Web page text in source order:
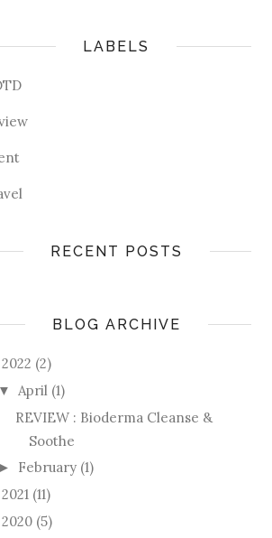
LABELS
RECENT POSTS
BLOG ARCHIVE
2022 (2)
April (1)
REVIEW : Bioderma Cleanse &
Soothe
February (1)
2021 (11)
2020 (5)